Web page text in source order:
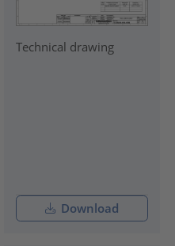
Technical drawing
Download